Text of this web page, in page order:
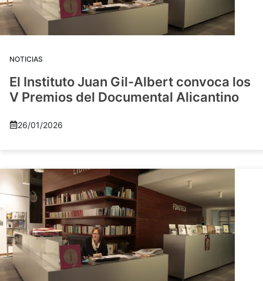
NOTICIAS
El Instituto Juan Gil-Albert convoca los
V Premios del Documental Alicantino
26/01/2026